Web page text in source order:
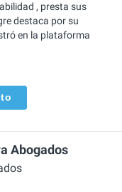
, presta sus
destaca por su
en la plataforma
Abogados